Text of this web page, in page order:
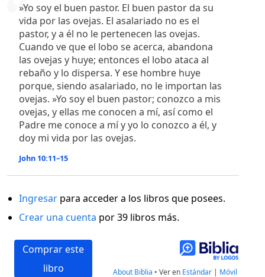
»Yo soy el buen pastor. El buen pastor da su
vida por las ovejas. El asalariado no es el
pastor, y a él no le pertenecen las ovejas.
Cuando ve que el lobo se acerca, abandona
las ovejas y huye; entonces el lobo ataca al
rebaño y lo dispersa. Y ese hombre huye
porque, siendo asalariado, no le importan las
ovejas. »Yo soy el buen pastor; conozco a mis
ovejas, y ellas me conocen a mí, así como el
Padre me conoce a mí y yo lo conozco a él, y
doy mi vida por las ovejas.
John 10:11–15
Ingresar para acceder a los libros que posees.
Crear una cuenta por 39 libros más.
Comprar este
libro
About Biblia • Ver en Estándar | Móvil